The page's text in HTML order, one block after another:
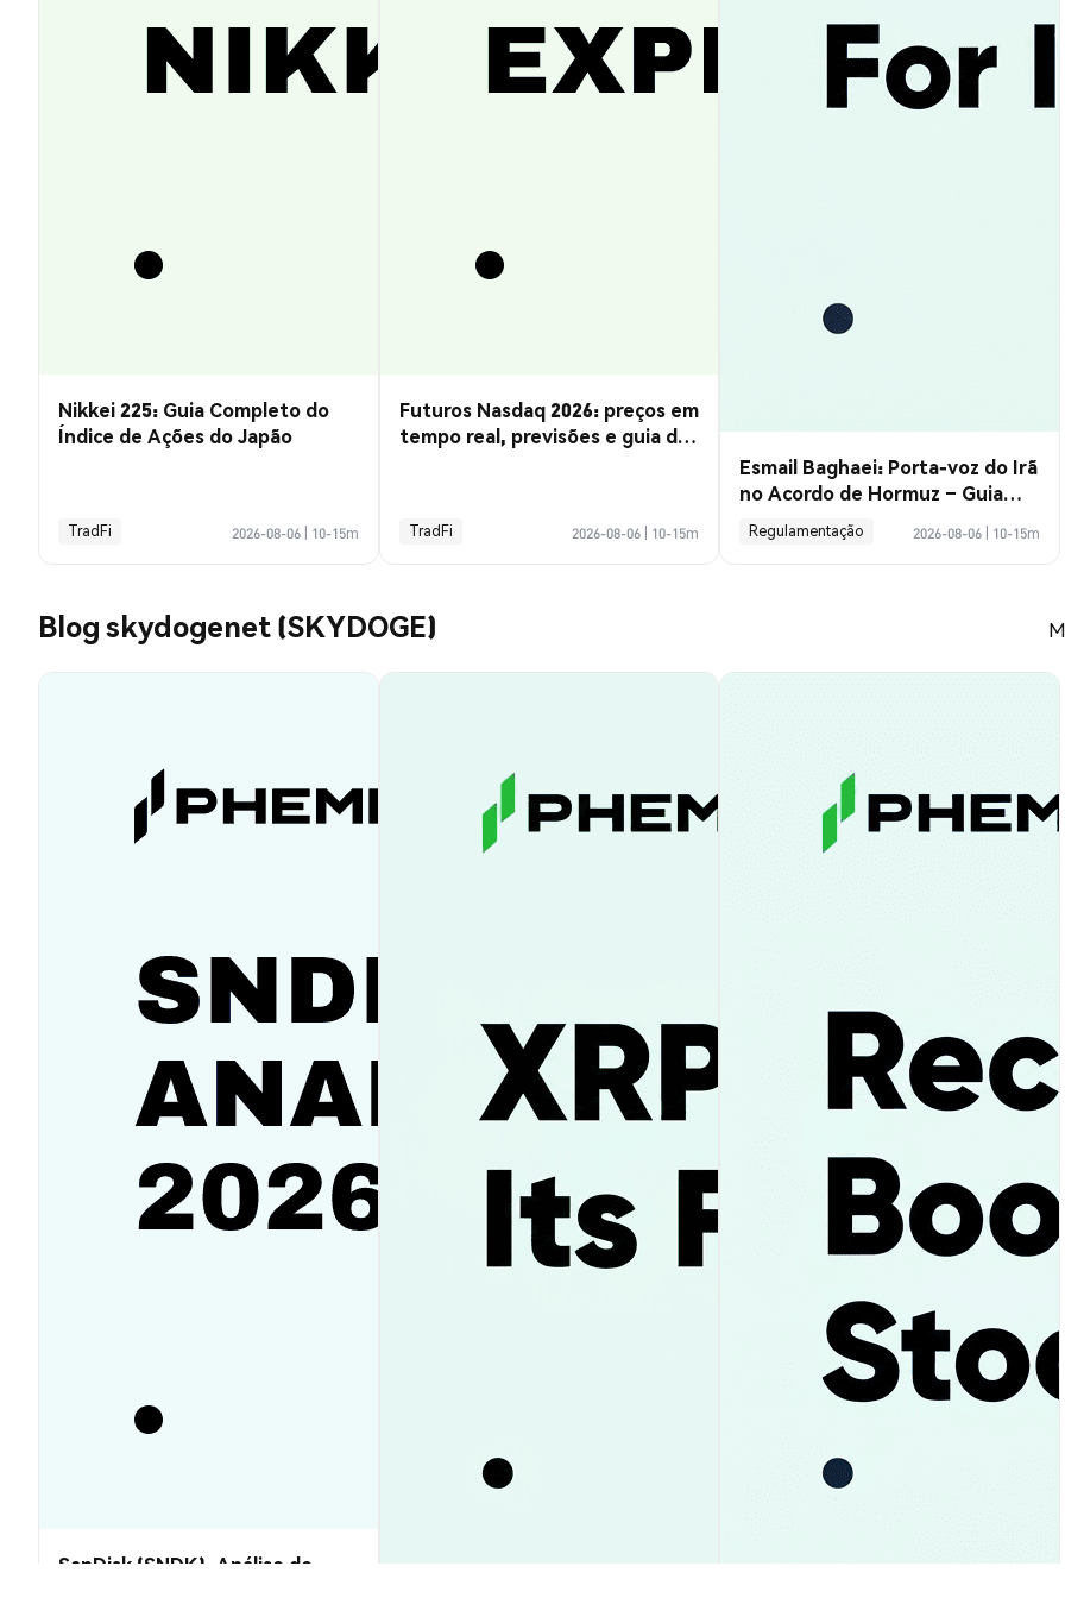
Nikkei 225: Guia Completo do
Índice de Ações do Japão
TradFi 2026-08-06 10-15m
Futuros Nasdaq 2026: preços em
tempo real, previsões e guia de
TradFi 2026-08-06 10-15m
Esmail Baghaei: Porta-voz do Irã
no Acordo de Hormuz – Guia
Completo
Regulamentação 2026-08-06 10-15m
Blog skydogenet (SKYDOGE)
SanDisk (SNDK): Análise de